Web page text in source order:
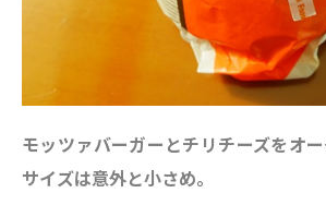
モッツァバーガーとチリチーズをオ
サイズは意外と小さめ。